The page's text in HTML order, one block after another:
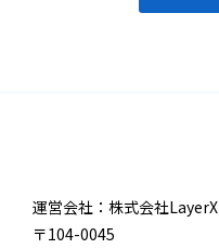
運営会社：株式会社LayerX
〒104-0045